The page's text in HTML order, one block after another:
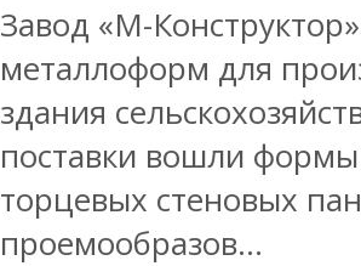
Завод «М-
металлоформ для
здания
поставки вошли
торцевых стеновых
проемообразов...